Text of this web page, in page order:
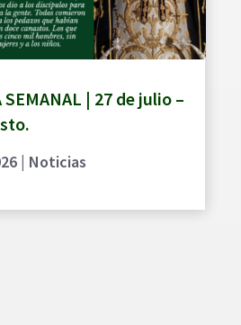
SEMANAL | 27 de julio –
| Noticias